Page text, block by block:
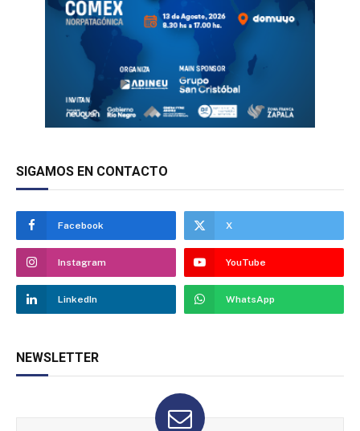
SIGAMOS EN CONTACTO
Facebook X
Instagram YouTube
LinkedIn WhatsApp
NEWSLETTER